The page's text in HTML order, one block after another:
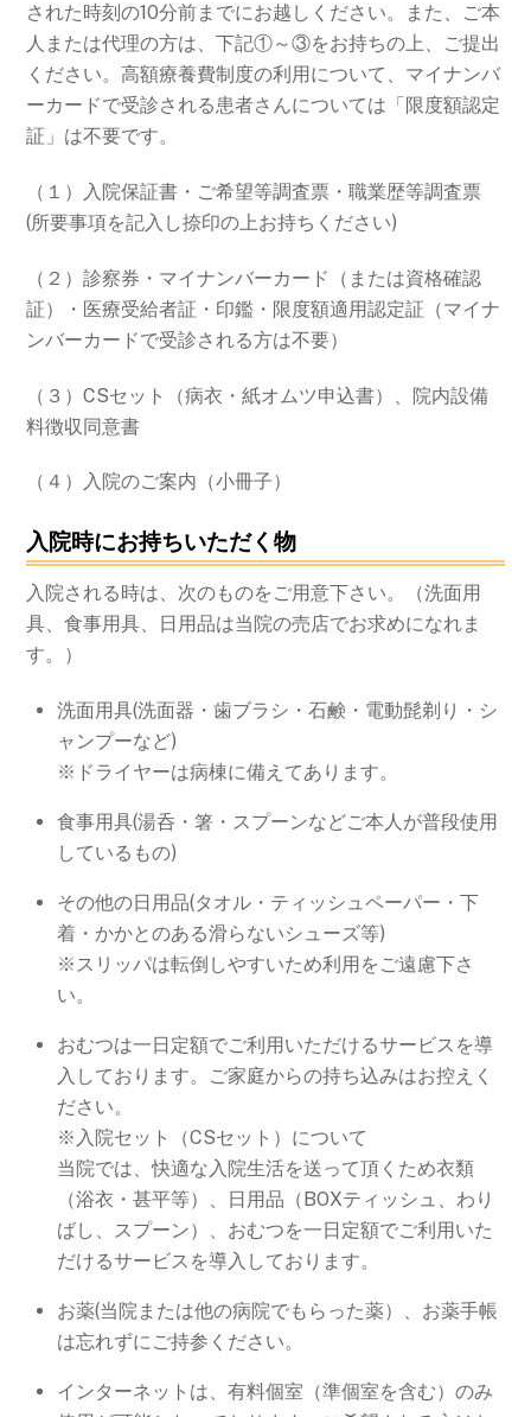
された時刻の10分前までにお越しください。また、ご本
人または代理の方は、下記①～③をお持ちの上、ご提出
ください。高額療養費制度の利用について、マイナンバ
ーカードで受診される患者さんについては「限度額認定
証」は不要です。
（１）入院保証書・ご希望等調査票・職業歴等調査票
(所要事項を記入し捺印の上お持ちください)
（２）診察券・マイナンバーカード（または資格確認
証）・医療受給者証・印鑑・限度額適用認定証（マイナ
ンバーカードで受診される方は不要）
（３）CSセット（病衣・紙オムツ申込書）、院内設備
料徴収同意書
（４）入院のご案内（小冊子）
入院時にお持ちいただく物
入院される時は、次のものをご用意下さい。（洗面用
具、食事用具、日用品は当院の売店でお求めになれま
す。）
洗面用具(洗面器・歯ブラシ・石鹸・電動髭剃り・シ
ャンプーなど)
※ドライヤーは病棟に備えてあります。
食事用具(湯呑・箸・スプーンなどご本人が普段使用
しているもの)
その他の日用品(タオル・ティッシュペーパー・下
着・かかとのある滑らないシューズ等)
※スリッパは転倒しやすいため利用をご遠慮下さ
い。
おむつは一日定額でご利用いただけるサービスを導
入しております。ご家庭からの持ち込みはお控えく
ださい。
※入院セット（CSセット）について
当院では、快適な入院生活を送って頂くため衣類
（浴衣・甚平等）、日用品（BOXティッシュ、わり
ばし、スプーン）、おむつを一日定額でご利用いた
だけるサービスを導入しております。
お薬(当院または他の病院でもらった薬）、お薬手帳
は忘れずにご持参ください。
インターネットは、有料個室（準個室を含む）のみ